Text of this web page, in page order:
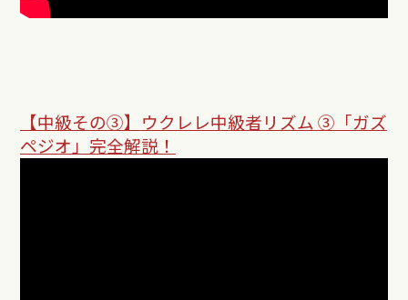
【中級その③】 ウクレレ中級者リズム ③「ガズ
ペジオ」完全解説！